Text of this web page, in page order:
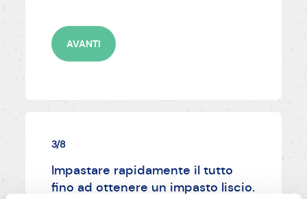
AVANTI
3/8
Impastare rapidamente il tutto
fino ad ottenere un impasto liscio.